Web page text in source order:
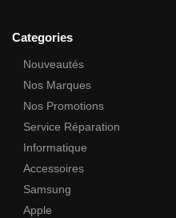
Categories
Nouveautés
Nos Marques
Nos Promotions
Service Réparation
Informatique
Accessoires
Samsung
Apple